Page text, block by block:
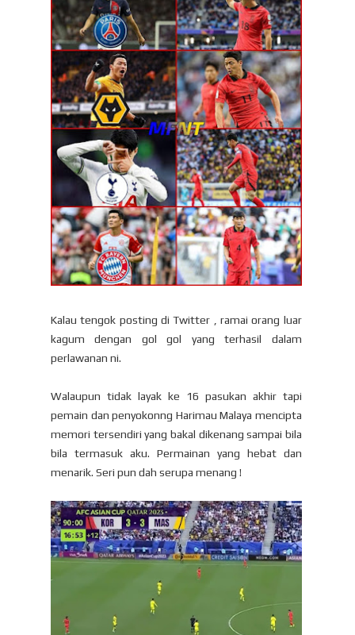
Kalau tengok posting di Twitter , ramai orang luar
kagum dengan gol gol yang terhasil dalam
perlawanan ni.
Walaupun tidak layak ke 16 pasukan akhir tapi
pemain dan penyokonng Harimau Malaya mencipta
memori tersendiri yang bakal dikenang sampai bila
bila termasuk aku. Permainan yang hebat dan
menarik. Seri pun dah serupa menang !